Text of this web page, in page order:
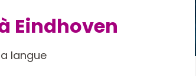
Eindhoven
langue